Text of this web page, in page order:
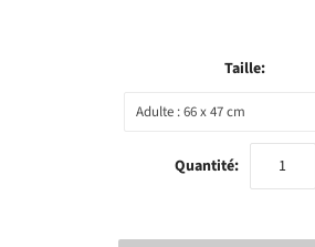
Taille:
Adulte : 66 x 47 cm
Quantité: